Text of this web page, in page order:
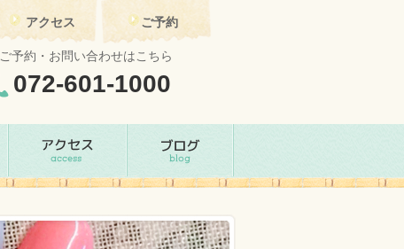
アクセス ご予約
ご予約・お問い合わせはこちら
072-601-1000